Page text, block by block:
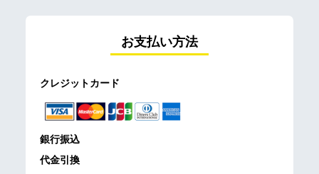
お支払い方法
クレジットカード
銀行振込
代金引換